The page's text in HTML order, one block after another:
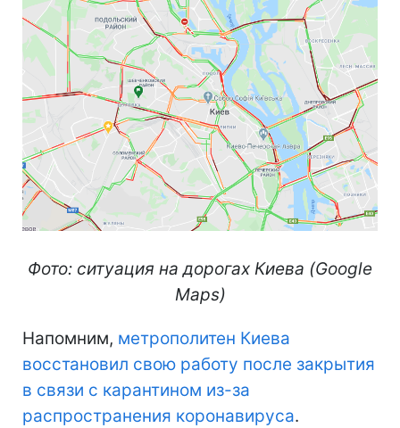
Фото: ситуация на дорогах Киева (Google
Maps)
Напомним, метрополитен Киева
восстановил свою работу после закрытия
в связи с карантином из-за
распространения коронавируса.